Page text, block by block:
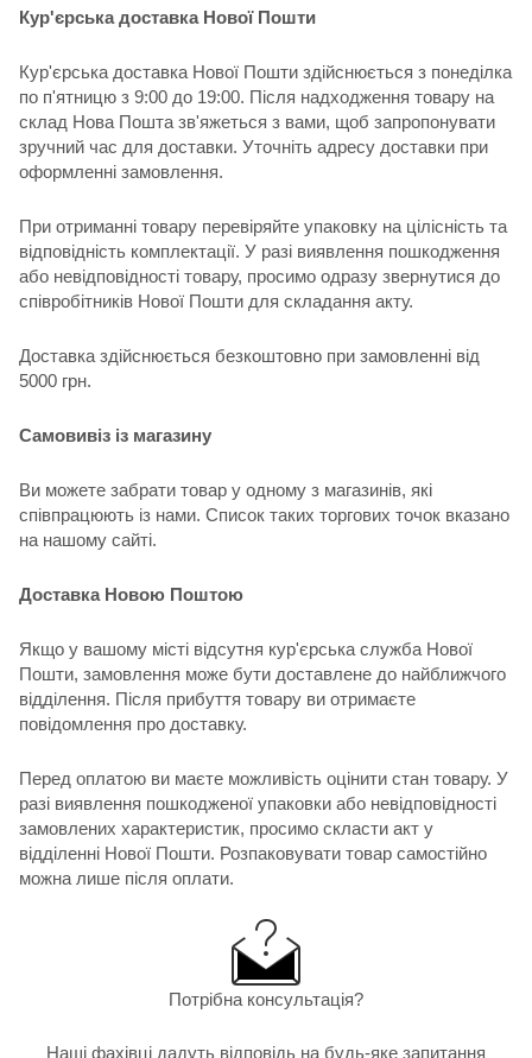
Кур'єрська доставка Нової Пошти
Кур'єрська доставка Нової Пошти здійснюється з понеділка
по п'ятницю з 9:00 до 19:00. Після надходження товару на
склад Нова Пошта зв'яжеться з вами, щоб запропонувати
зручний час для доставки. Уточніть адресу доставки при
оформленні замовлення.
При отриманні товару перевіряйте упаковку на цілісність та
відповідність комплектації. У разі виявлення пошкодження
або невідповідності товару, просимо одразу звернутися до
співробітників Нової Пошти для складання акту.
Доставка здійснюється безкоштовно при замовленні від
5000 грн.
Самовивіз із магазину
Ви можете забрати товар у одному з магазинів, які
співпрацюють із нами. Список таких торгових точок вказано
на нашому сайті.
Доставка Новою Поштою
Якщо у вашому місті відсутня кур'єрська служба Нової
Пошти, замовлення може бути доставлене до найближчого
відділення. Після прибуття товару ви отримаєте
повідомлення про доставку.
Перед оплатою ви маєте можливість оцінити стан товару. У
разі виявлення пошкодженої упаковки або невідповідності
замовлених характеристик, просимо скласти акт у
відділенні Нової Пошти. Розпаковувати товар самостійно
можна лише після оплати.
Потрібна консультація?
Наші фахівці дадуть відповідь на будь-яке запитання